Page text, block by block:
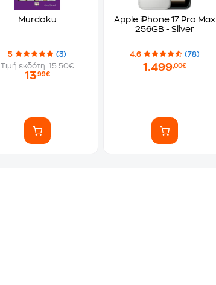
Murdoku
5
(3)
Τιμή εκδότη: 15.50€
13,99€
Apple iPhone 17 Pro Max
256GB - Silver
4.6 (78)
1.499,00€